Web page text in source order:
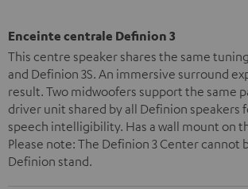
Enceinte centrale Definion 3
This centre speaker shares the same
and Definion 3S. An immersive surround
result. Two midwoofers support the same
driver unit shared by all Definion speakers
speech intelligibility. Has a wall mount on
Please note: The Definion 3 Center cannot
Definion stand.